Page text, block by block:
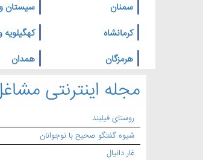
سمنان
سیستان
کرمانشاه
کهگیلویه
هرمزگان
همدان
مجله اینترنتی
روستای فیلبند
شیوه گفتگو صحیح با نوجوانان
غار دانیال